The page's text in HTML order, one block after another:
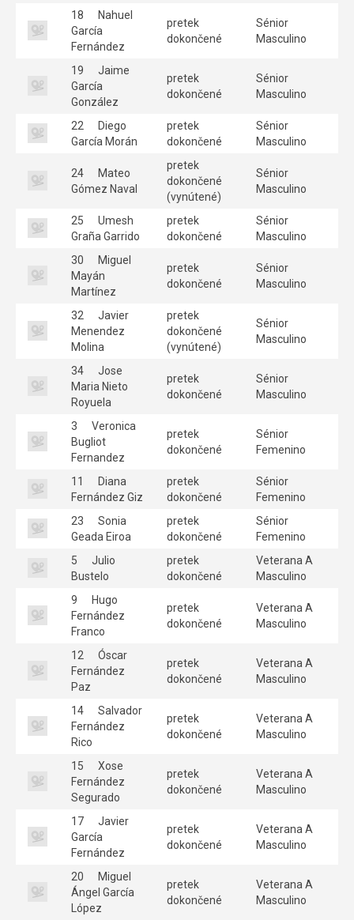
18
Nahuel
García
Fernández
pretek
dokončené
Sénior
Masculino
19
Jaime
García
González
pretek
dokončené
Sénior
Masculino
22
Diego
García Morán
pretek
dokončené
Sénior
Masculino
24
Mateo
Gómez Naval
pretek
dokončené
(vynútené)
Sénior
Masculino
25
Umesh
Graña Garrido
pretek
dokončené
Sénior
Masculino
30
Miguel
Mayán
Martínez
pretek
dokončené
Sénior
Masculino
32
Javier
Menendez
Molina
pretek
dokončené
(vynútené)
Sénior
Masculino
34
Jose
Maria Nieto
Royuela
pretek
dokončené
Sénior
Masculino
3
Veronica
Bugliot
Fernandez
pretek
dokončené
Sénior
Femenino
11
Diana
Fernández Giz
pretek
dokončené
Sénior
Femenino
23
Sonia
Geada Eiroa
pretek
dokončené
Sénior
Femenino
5
Julio
Bustelo
pretek
dokončené
Veterana A
Masculino
9
Hugo
Fernández
Franco
pretek
dokončené
Veterana A
Masculino
12
Óscar
Fernández
Paz
pretek
dokončené
Veterana A
Masculino
14
Salvador
Fernández
Rico
pretek
dokončené
Veterana A
Masculino
15
Xose
Fernández
Segurado
pretek
dokončené
Veterana A
Masculino
17
Javier
García
Fernández
pretek
dokončené
Veterana A
Masculino
20
Miguel
Ángel García
López
pretek
dokončené
Veterana A
Masculino